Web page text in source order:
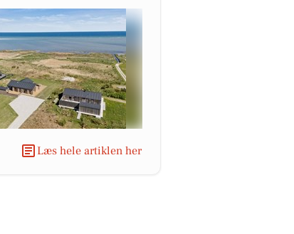
Læs hele artiklen her